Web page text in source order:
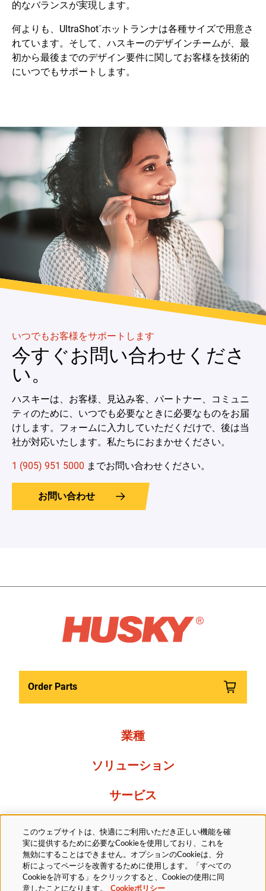
的なバランスが実現します。
何よりも、UltraShot™ホットランナは各種サイズで用意さ
れています。そして、ハスキーのデザインチームが、最
初から最後までのデザイン要件に関してお客様を技術的
にいつでもサポートします。
いつでもお客様をサポートします
今すぐお問い合わせくださ
い。
ハスキーは、お客様、見込み客、パートナー、コミュニ
ティのために、いつでも必要なときに必要なものをお届
けします。フォームに入力していただくだけで、後は当
社が対応いたします。私たちにおまかせください。
1 (905) 951 5000 までお問い合わせください。
お問い合わせ
Order Parts
業種
ソリューション
サービス
Resources
当社について
このウェブサイトは、快適にご利用いただき正しい機能を確
実に提供するために必要なCookieを使用しており、これを
無効にすることはできません。オプションのCookieは、分
析によってページを改善するために使用します。「すべての
Cookieを許可する」をクリックすると、Cookieの使用に同
意したことになります。
Cookieポリシー